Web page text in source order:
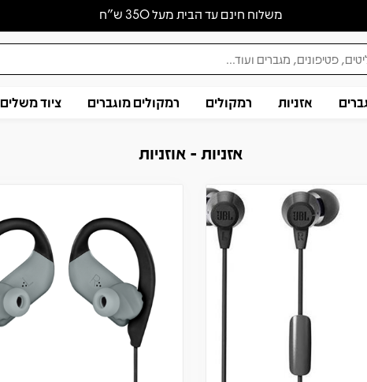
משלוח חינם עד הבית מעל 350 ש״ח
אזניות רמקולים רמקולים מוגברים ציוד משלים
אזניות - אוזניות